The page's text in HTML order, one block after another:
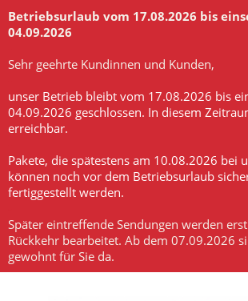
Betriebsurlaub vom 17.08.2026 bis
04.09.2026
Sehr geehrte Kundinnen und Kunden,
unser Betrieb bleibt vom 17.08.2026 bis
04.09.2026 geschlossen. In diesem
erreichbar.
Pakete, die spätestens am 10.08.2026 bei
können noch vor dem Betriebsurlaub
fertiggestellt werden.
Später eintreffende Sendungen werden
Rückkehr bearbeitet. Ab dem 07.09.2026
gewohnt für Sie da.